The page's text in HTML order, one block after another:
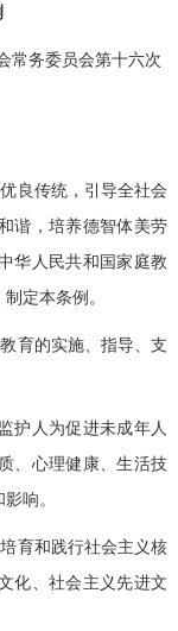
常务委员会第十六次
良传统，引导全社会
谐，培养德智体美劳
华人民共和国家庭教
定本条例。
育的实施、指导、支
人为促进未成年人
、心理健康、生活技
响。
育和践行社会主义核
化、社会主义先进文